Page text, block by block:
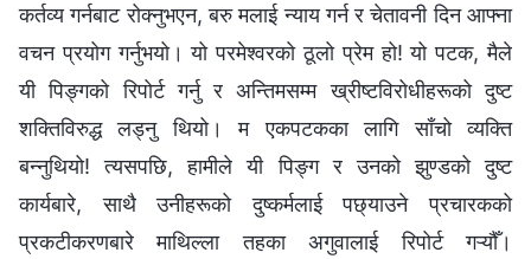
कर्तव्य गर्नबाट रोक्नुभएन, बरु मलाई न्याय गर्न र चेतावनी दिन आफ्ना
वचन प्रयोग गर्नुभयो। यो परमेश्‍वरको ठूलो प्रेम हो! यो पटक, मैले
यी पिङ्गको रिपोर्ट गर्नु र अन्तिमसम्म ख्रीष्टविरोधीहरूको दुष्ट
शक्तिविरुद्ध लड्नु थियो। म एकपटकका लागि साँचो व्यक्ति
बन्नुथियो! त्यसपछि, हामीले यी पिङ्ग र उनको झुण्डको दुष्ट
कार्यबारे, साथै उनीहरूको दुष्कर्मलाई पछ्याउने प्रचारकको
प्रकटीकरणबारे माथिल्ला तहका अगुवालाई रिपोर्ट गऱ्यौँ।